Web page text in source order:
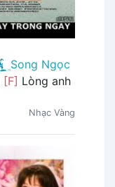
Song Ngọc
[F] Lòng anh
Nhạc Vàng